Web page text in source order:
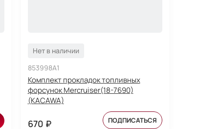
Нет в наличии
853998A1
Комплект прокладок топливных
форсунок Mercruiser(18-7690)
(KACAWA)
670 ₽ ПОДПИСАТЬСЯ